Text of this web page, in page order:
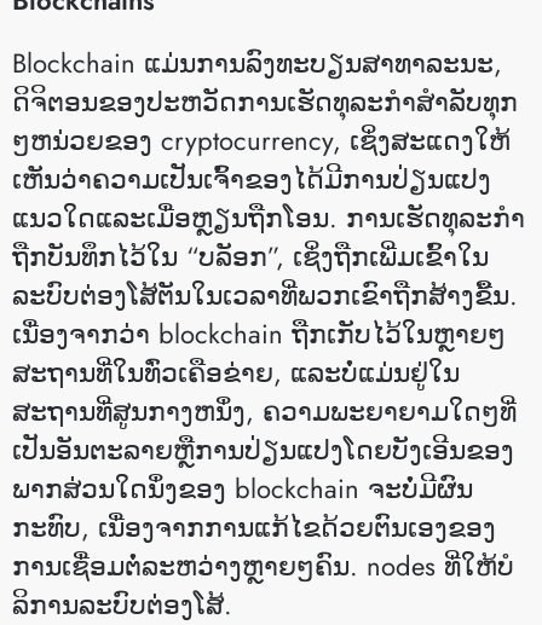
Blockchain ແມ່ນການລົງທະບຽນສາທາລະນະ,
ດິຈິຕອນຂອງປະຫວັດການເຮັດທຸລະກໍາສໍາລັບທຸກ
ໆຫນ່ວຍຂອງ cryptocurrency, ເຊິ່ງສະແດງໃຫ້
ເຫັນວ່າຄວາມເປັນເຈົ້າຂອງໄດ້ມີການປ່ຽນແປງ
ແນວໃດແລະເມື່ອຫຼຽນຖືກໂອນ. ການເຮັດທຸລະກໍາ
ຖືກບັນທຶກໄວ້ໃນ “ບລັອກ”, ເຊິ່ງຖືກເພີ່ມເຂົ້າໃນ
ລະບົບຕ່ອງໂສ້ຕັນໃນເວລາທີ່ພວກເຂົາຖືກສ້າງຂື້ນ.
ເນື່ອງຈາກວ່າ blockchain ຖືກເກັບໄວ້ໃນຫຼາຍໆ
ສະຖານທີ່ໃນທົ່ວເຄືອຂ່າຍ, ແລະບໍ່ແມ່ນຢູ່ໃນ
ສະຖານທີ່ສູນກາງຫນຶ່ງ, ຄວາມພະຍາຍາມໃດໆທີ່
ເປັນອັນຕະລາຍຫຼືການປ່ຽນແປງໂດຍບັງເອີນຂອງ
ພາກສ່ວນໃດນຶ່ງຂອງ blockchain ຈະບໍ່ມີຜົນ
ກະທົບ, ເນື່ອງຈາກການແກ້ໄຂດ້ວຍຕົນເອງຂອງ
ການເຊື່ອມຕໍ່ລະຫວ່າງຫຼາຍໆຄົນ. nodes ທີ່ໃຫ້ບໍ
ລິການລະບົບຕ່ອງໂສ້.